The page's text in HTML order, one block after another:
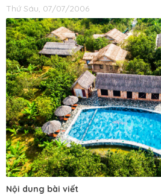
Thứ Sáu, 07/07/2006
Nội dung bài viết